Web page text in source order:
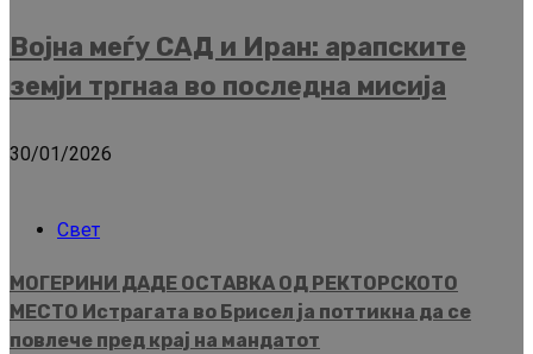
Војна меѓу САД и Иран: арапските
земји тргнаа во последна мисија
30/01/2026
Свет
МОГЕРИНИ ДАДЕ ОСТАВКА ОД РЕКТОРСКОТО
МЕСТО Истрагата во Брисел ја поттикна да се
повлече пред крај на мандатот